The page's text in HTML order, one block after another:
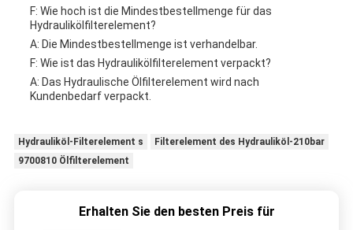
F: Wie hoch ist die Mindestbestellmenge für das
Hydraulikölfilterelement?
A: Die Mindestbestellmenge ist verhandelbar.
F: Wie ist das Hydraulikölfilterelement verpackt?
A: Das Hydraulische Ölfilterelement wird nach
Kundenbedarf verpackt.
Hydrauliköl-Filterelement s
Filterelement des Hydrauliköl-210bar
9700810 Ölfilterelement
Erhalten Sie den besten Preis für